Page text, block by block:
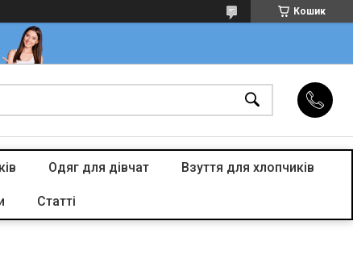
Кошик
Одяг для дівчат Взуття для хлопчиків
Статті